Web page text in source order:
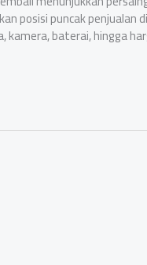
posisi puncak penjualan
baterai, hingga